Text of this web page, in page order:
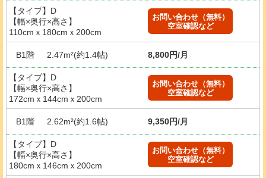
【タイプ】D
【幅×奥行×高さ】
110cmｘ180cmｘ200cm
お問い合わせ（無料）
空室確認など
B1階 2.47m²(約1.4帖) 8,800円/月
【タイプ】D
【幅×奥行×高さ】
172cmｘ144cmｘ200cm
お問い合わせ（無料）
空室確認など
B1階 2.62m²(約1.6帖) 9,350円/月
【タイプ】D
【幅×奥行×高さ】
180cmｘ146cmｘ200cm
お問い合わせ（無料）
空室確認など